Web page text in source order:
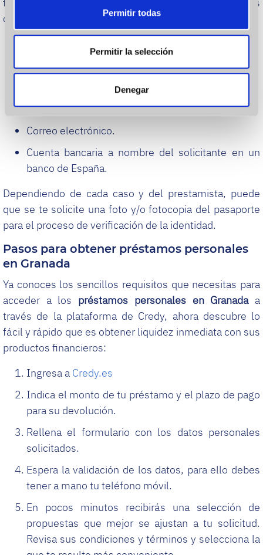
Las cookies de este sitio web se usan para personalizar
el contenido y los anuncios, ofrecer funciones de redes
información sobre el uso que haga del sitio web con
nuestros partners de redes sociales, publicidad y análisis
web, quienes pueden combinarla con otra información
partir del uso que haya hecho de sus servicios.
Permitir todas
Permitir la selección
Denegar
cuales te detallamos a continuación:
Ser residente legal en España.
Número de teléfono móvil activo.
Correo electrónico.
Cuenta bancaria a nombre del solicitante en un
banco de España.
Dependiendo de cada caso y del prestamista, puede
que se te solicite una foto y/o fotocopia del pasaporte
para el proceso de verificación de la identidad.
Pasos para obtener préstamos personales
en Granada
Ya conoces los sencillos requisitos que necesitas para
acceder a los préstamos personales en Granada a
través de la plataforma de Credy, ahora descubre lo
fácil y rápido que es obtener liquidez inmediata con sus
productos financieros:
Ingresa a Credy.es
Indica el monto de tu préstamo y el plazo de pago
para su devolución.
Rellena el formulario con los datos personales
solicitados.
Espera la validación de los datos, para ello debes
tener a mano tu teléfono móvil.
En pocos minutos recibirás una selección de
propuestas que mejor se ajustan a tu solicitud.
Revisa sus condiciones y términos y selecciona la